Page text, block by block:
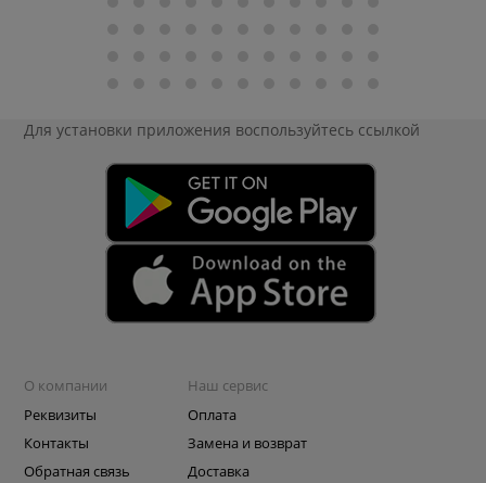
Для установки приложения воспользуйтесь ссылкой
О компании
Реквизиты
Контакты
Обратная связь
Наш сервис
Оплата
Замена и возврат
Доставка